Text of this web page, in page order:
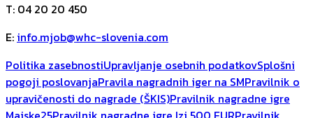
T: 04 20 20 450
E: info.mjob@whc-slovenia.com
Politika zasebnostiUpravljanje osebnih podatkovSplošni
pogoji poslovanjaPravila nagradnih iger na SMPravilnik o
upravičenosti do nagrade (ŠKIS)Pravilnik nagradne igre